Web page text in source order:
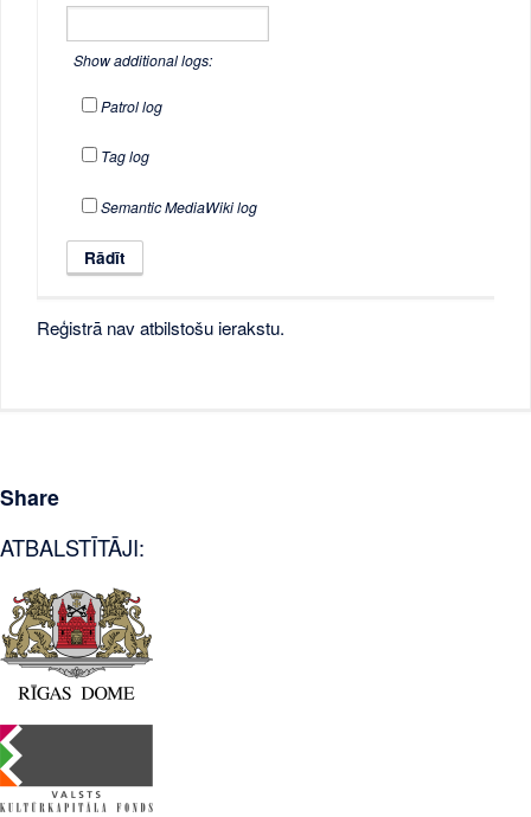
Show additional logs:
Patrol log
Tag log
Semantic MediaWiki log
Reģistrā nav atbilstošu ierakstu.
Share
ATBALSTĪTĀJI: